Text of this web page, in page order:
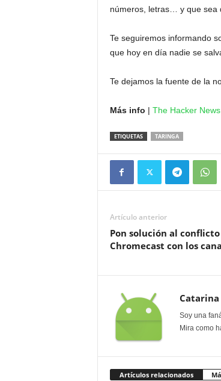
números, letras… y que sea
Te seguiremos informando
que hoy en día nadie se
Te dejamos la fuente de la
Más info | The Hacker News
ETIQUETAS TARINGA
Artículo anterior
Pon solución al
Chromecast con los
Catarina
Soy una
Mira como
Artículos relacionados